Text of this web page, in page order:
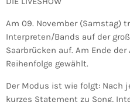
Am 09. November (Samstag)
Interpreten/Bands auf der
Saarbrücken auf. Am Ende
Reihenfolge gewählt.
Der Modus ist wie folgt: Nach
kurzes Statement zu Song,